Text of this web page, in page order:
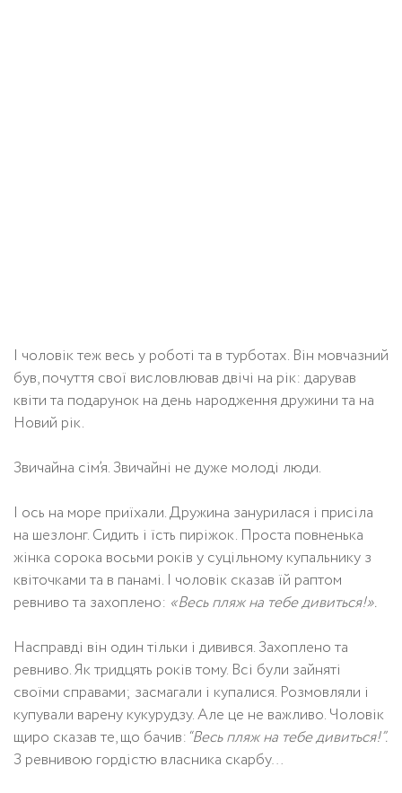
І чоловік теж весь у роботі та в турботах. Він мовчазний
був, почуття свої висловлював двічі на рік: дарував
квіти та подарунок на день народження дружини та на
Новий рік.
Звичайна сім’я. Звичайні не дуже молоді люди.
І ось на море приїхали. Дружина занурилася і присіла
на шезлонг. Сидить і їсть пиріжок. Проста повненька
жінка сорока восьми років у суцільному купальнику з
квіточками та в панамі. І чоловік сказав їй раптом
ревниво та захоплено: «Весь пляж на тебе дивиться!».
Насправді він один тільки і дивився. Захоплено та
ревниво. Як тридцять років тому. Всі були зайняті
своїми справами; засмагали і купалися. Розмовляли і
купували варену кукурудзу. Але це не важливо. Чоловік
щиро сказав те, що бачив: “Весь пляж на тебе дивиться!”.
З ревнивою гордістю власника cкарбу…